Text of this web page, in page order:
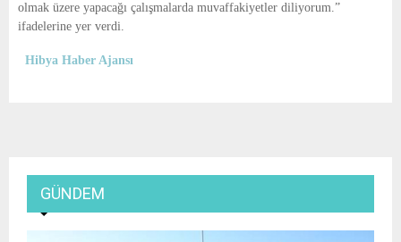
olmak üzere yapacağı çalışmalarda muvaffakiyetler diliyorum.”
ifadelerine yer verdi.
Hibya Haber Ajansı
GÜNDEM